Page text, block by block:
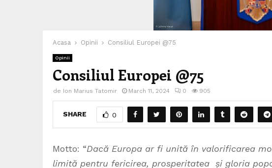
Acasa Opinii Consiliul Europei @75
Opinii
Consiliul Europei @75
de Ion Marius Tatomir March 11, 2024 0 905
SHARE 0
Motto: “Dacă Europa ar fi unită în valorificarea
limită pentru fericirea, prosperitatea și gloria